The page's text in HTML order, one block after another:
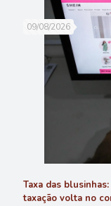
09/08/2026
Taxa das
taxação volta no